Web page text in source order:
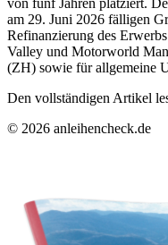
am 29. Juni 2026 fälligen
Refinanzierung des
Valley und Motorworld
(ZH) sowie für allgemeine
Den vollständigen Artikel
© 2026 anleihencheck.de